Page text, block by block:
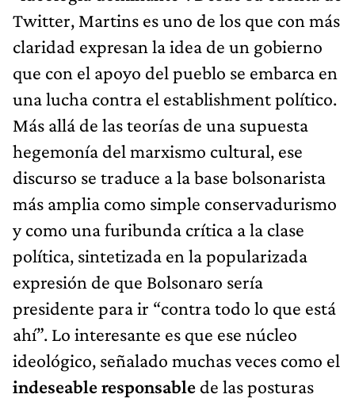
Twitter, Martins es uno de los que con más
claridad expresan la idea de un gobierno
que con el apoyo del pueblo se embarca en
una lucha contra el establishment político.
Más allá de las teorías de una supuesta
hegemonía del marxismo cultural, ese
discurso se traduce a la base bolsonarista
más amplia como simple conservadurismo
y como una furibunda crítica a la clase
política, sintetizada en la popularizada
expresión de que Bolsonaro sería
presidente para ir “contra todo lo que está
ahí”. Lo interesante es que ese núcleo
ideológico, señalado muchas veces como el
indeseable responsable de las posturas